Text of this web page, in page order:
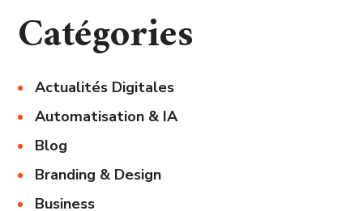
Catégories
Actualités Digitales
Automatisation & IA
Blog
Branding & Design
Business